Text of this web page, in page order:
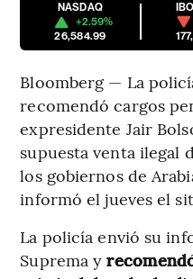
NASDAQ
+2.59%
26,584.99
Bloomberg — La
recomendó cargos
expresidente Jair
supuesta venta ilegal
los gobiernos de
informó el jueves el
La policía envió su
Suprema y